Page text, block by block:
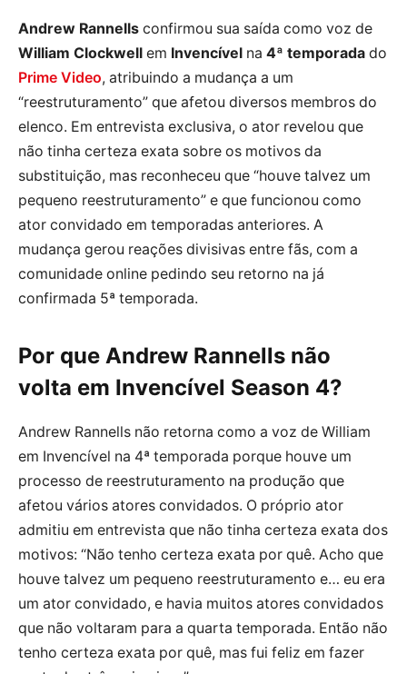
Andrew Rannells confirmou sua saída como voz de
William Clockwell em Invencível na 4ª temporada do
Prime Video, atribuindo a mudança a um
“reestruturamento” que afetou diversos membros do
elenco. Em entrevista exclusiva, o ator revelou que
não tinha certeza exata sobre os motivos da
substituição, mas reconheceu que “houve talvez um
pequeno reestruturamento” e que funcionou como
ator convidado em temporadas anteriores. A
mudança gerou reações divisivas entre fãs, com a
comunidade online pedindo seu retorno na já
confirmada 5ª temporada.
Por que Andrew Rannells não
volta em Invencível Season 4?
Andrew Rannells não retorna como a voz de William
em Invencível na 4ª temporada porque houve um
processo de reestruturamento na produção que
afetou vários atores convidados. O próprio ator
admitiu em entrevista que não tinha certeza exata dos
motivos: “Não tenho certeza exata por quê. Acho que
houve talvez um pequeno reestruturamento e… eu era
um ator convidado, e havia muitos atores convidados
que não voltaram para a quarta temporada. Então não
tenho certeza exata por quê, mas fui feliz em fazer